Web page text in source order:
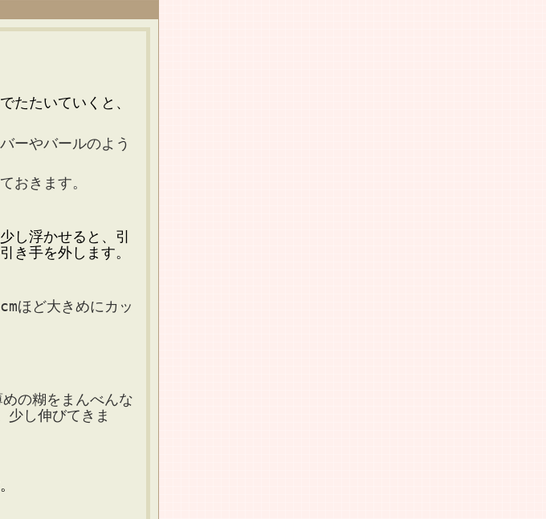
たたいていくと、
やバールのよう
きます。
し浮かせると、引
き手を外します。
ほど大きめにカッ
の糊をまんべんな
少し伸びてきま